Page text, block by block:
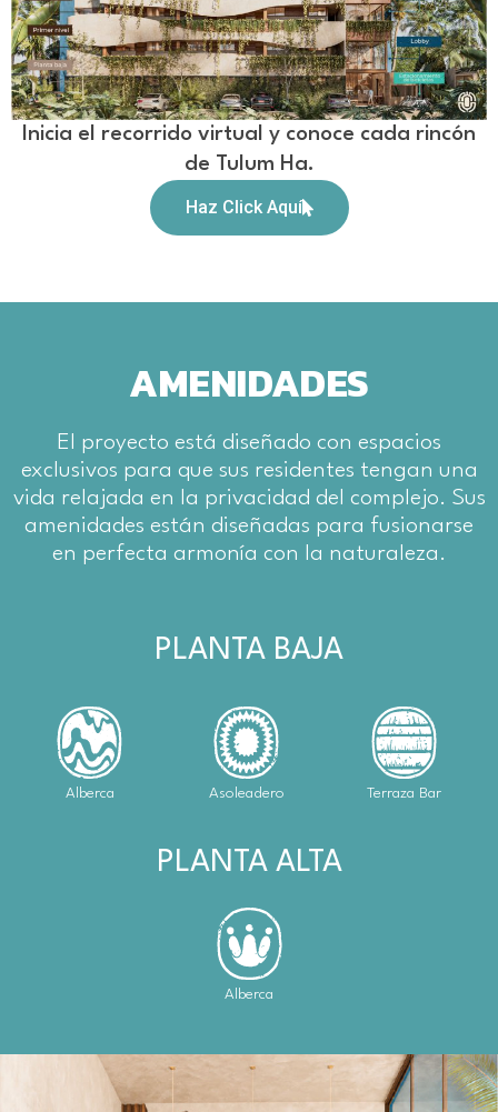
Inicia el recorrido virtual y conoce cada rincón
de Tulum Ha.
Haz Click Aquí
AMENIDADES
El proyecto está diseñado con espacios
exclusivos para que sus residentes tengan una
vida relajada en la privacidad del complejo. Sus
amenidades están diseñadas para fusionarse
en perfecta armonía con la naturaleza.
PLANTA BAJA
Alberca Asoleadero Terraza Bar
PLANTA ALTA
Alberca